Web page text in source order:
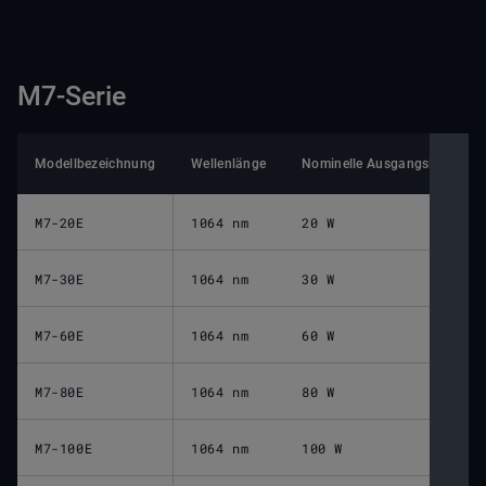
M7-Serie
Modellbezeichnung Wellenlänge Nominelle Ausgangsleistung
M7-20E 1064 nm 20 W
M7-30E 1064 nm 30 W
M7-60E 1064 nm 60 W
M7-80E 1064 nm 80 W
M7-100E 1064 nm 100 W